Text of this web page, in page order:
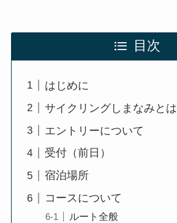
目次
はじめに
サイクリングしまなみとは
エントリーについて
受付（前日）
宿泊場所
コースについて
ルート全般